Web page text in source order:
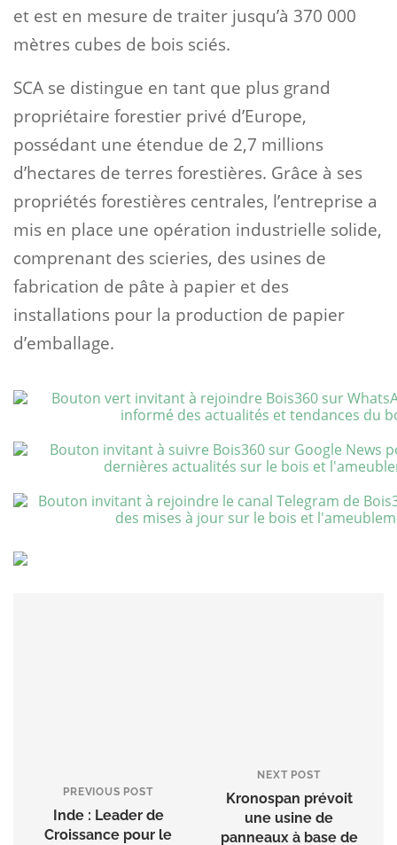
et est en mesure de traiter jusqu’à 370 000
mètres cubes de bois sciés.
SCA se distingue en tant que plus grand
propriétaire forestier privé d’Europe,
possédant une étendue de 2,7 millions
d’hectares de terres forestières. Grâce à ses
propriétés forestières centrales, l’entreprise a
mis en place une opération industrielle solide,
comprenant des scieries, des usines de
fabrication de pâte à papier et des
installations pour la production de papier
d’emballage.
PREVIOUS POST
Inde : Leader de
Croissance pour le
NEXT POST
Kronospan prévoit
une usine de
panneaux à base de